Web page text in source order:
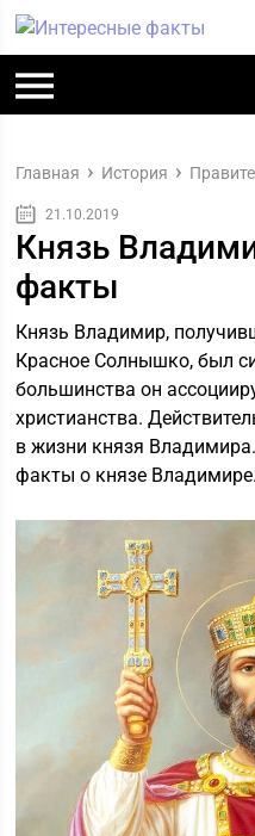
Главная История
21.10.2019
Князь
факты
Князь Владимир,
Красное Солнышко, был
большинства он
христианства.
в жизни князя
факты о князе Владимире.